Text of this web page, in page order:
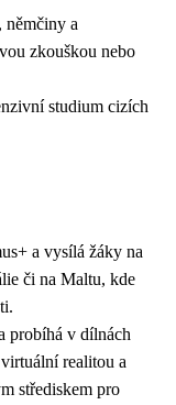
němčiny a
zkouškou nebo
studium cizích
a vysílá žáky na
či na Maltu, kde
probíhá v dílnách
realitou a
střediskem pro